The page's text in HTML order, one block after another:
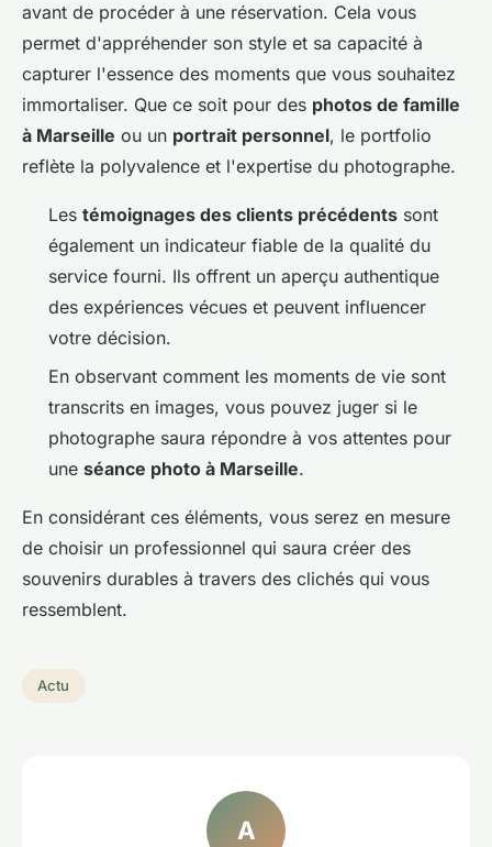
avant de procéder à une réservation. Cela vous
permet d'appréhender son style et sa capacité à
capturer l'essence des moments que vous souhaitez
immortaliser. Que ce soit pour des photos de famille
à Marseille ou un portrait personnel, le portfolio
reflète la polyvalence et l'expertise du photographe.
Les témoignages des clients précédents sont
également un indicateur fiable de la qualité du
service fourni. Ils offrent un aperçu authentique
des expériences vécues et peuvent influencer
votre décision.
En observant comment les moments de vie sont
transcrits en images, vous pouvez juger si le
photographe saura répondre à vos attentes pour
une séance photo à Marseille.
En considérant ces éléments, vous serez en mesure
de choisir un professionnel qui saura créer des
souvenirs durables à travers des clichés qui vous
ressemblent.
Actu
A